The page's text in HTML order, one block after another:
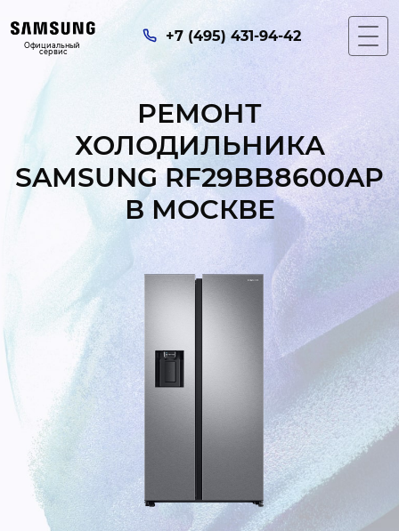
Официальный
сервис
+7 (495) 431-94-42
РЕМОНТ
ХОЛОДИЛЬНИКА
SAMSUNG RF29BB8600AP
В МОСКВЕ